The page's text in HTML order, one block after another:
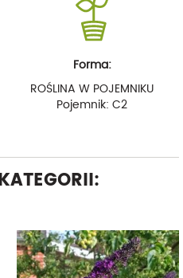
Forma:
ROŚLINA W POJEMNIKU
Pojemnik: C2